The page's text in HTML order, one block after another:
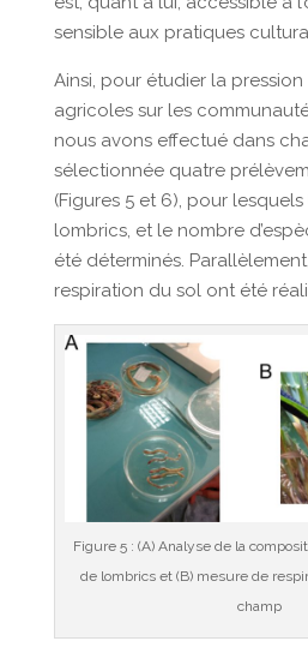
sensible aux pratiques
Ainsi, pour étudier la
agricoles sur les
nous avons effectué dans
sélectionnée quatre
(Figures 5 et 6), pour
lombrics, et le nombre
été déterminés.
respiration du sol ont été
Figure 5 : (A) Analyse de la
de lombrics et (B) mesure de
champ